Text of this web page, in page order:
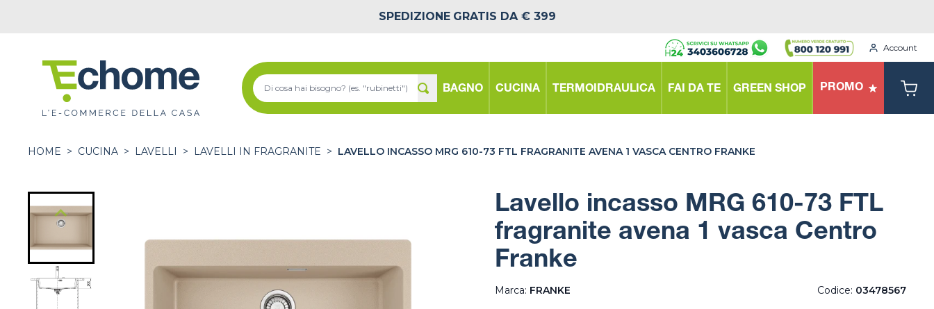
SPEDIZIONE GRATIS DA € 399
Account
BAGNO CUCINA TERMOIDRAULICA FAI DA TE GREEN SHOP PROMO
HOME > CUCINA > LAVELLI > LAVELLI IN FRAGRANITE > LAVELLO INCASSO MRG 610-73 FTL FRAGRANITE AVENA 1 VASCA CENTRO FRANKE
Lavello incasso MRG 610-73 FTL
fragranite avena 1 vasca Centro
Franke
Marca: FRANKE Codice: 03478567